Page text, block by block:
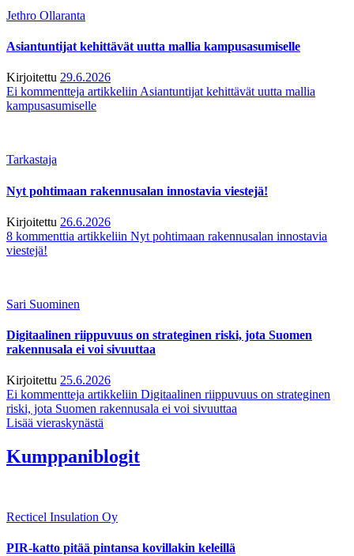
Jethro Ollaranta
Asiantuntijat kehittävät uutta mallia kampusasumiselle
Kirjoitettu 29.6.2026
Ei kommentteja artikkeliin Asiantuntijat kehittävät uutta mallia
kampusasumiselle
Tarkastaja
Nyt pohtimaan rakennusalan innostavia viestejä!
Kirjoitettu 26.6.2026
8 kommenttia artikkeliin Nyt pohtimaan rakennusalan innostavia
viestejä!
Sari Suominen
Digitaalinen riippuvuus on strateginen riski, jota Suomen
rakennusala ei voi sivuuttaa
Kirjoitettu 25.6.2026
Ei kommentteja artikkeliin Digitaalinen riippuvuus on strateginen
riski, jota Suomen rakennusala ei voi sivuuttaa
Lisää vieraskynästä
Kumppaniblogit
Recticel Insulation Oy
PIR-katto pitää pintansa kovillakin keleillä